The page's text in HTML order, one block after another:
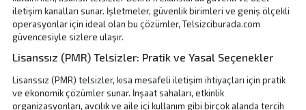
iletişim kanalları sunar. İşletmeler, güvenlik birimleri ve geniş ölçekli
operasyonlar için ideal olan bu çözümler, Telsizciburada.com
güvencesiyle sizlere ulaşır.
Lisanssız (PMR) Telsizler: Pratik ve Yasal Seçenekler
Lisanssız (PMR) telsizler, kısa mesafeli iletişim ihtiyaçları için pratik
ve ekonomik çözümler sunar. İnşaat sahaları, etkinlik
organizasyonları, avcılık ve aile içi kullanım gibi birçok alanda tercih